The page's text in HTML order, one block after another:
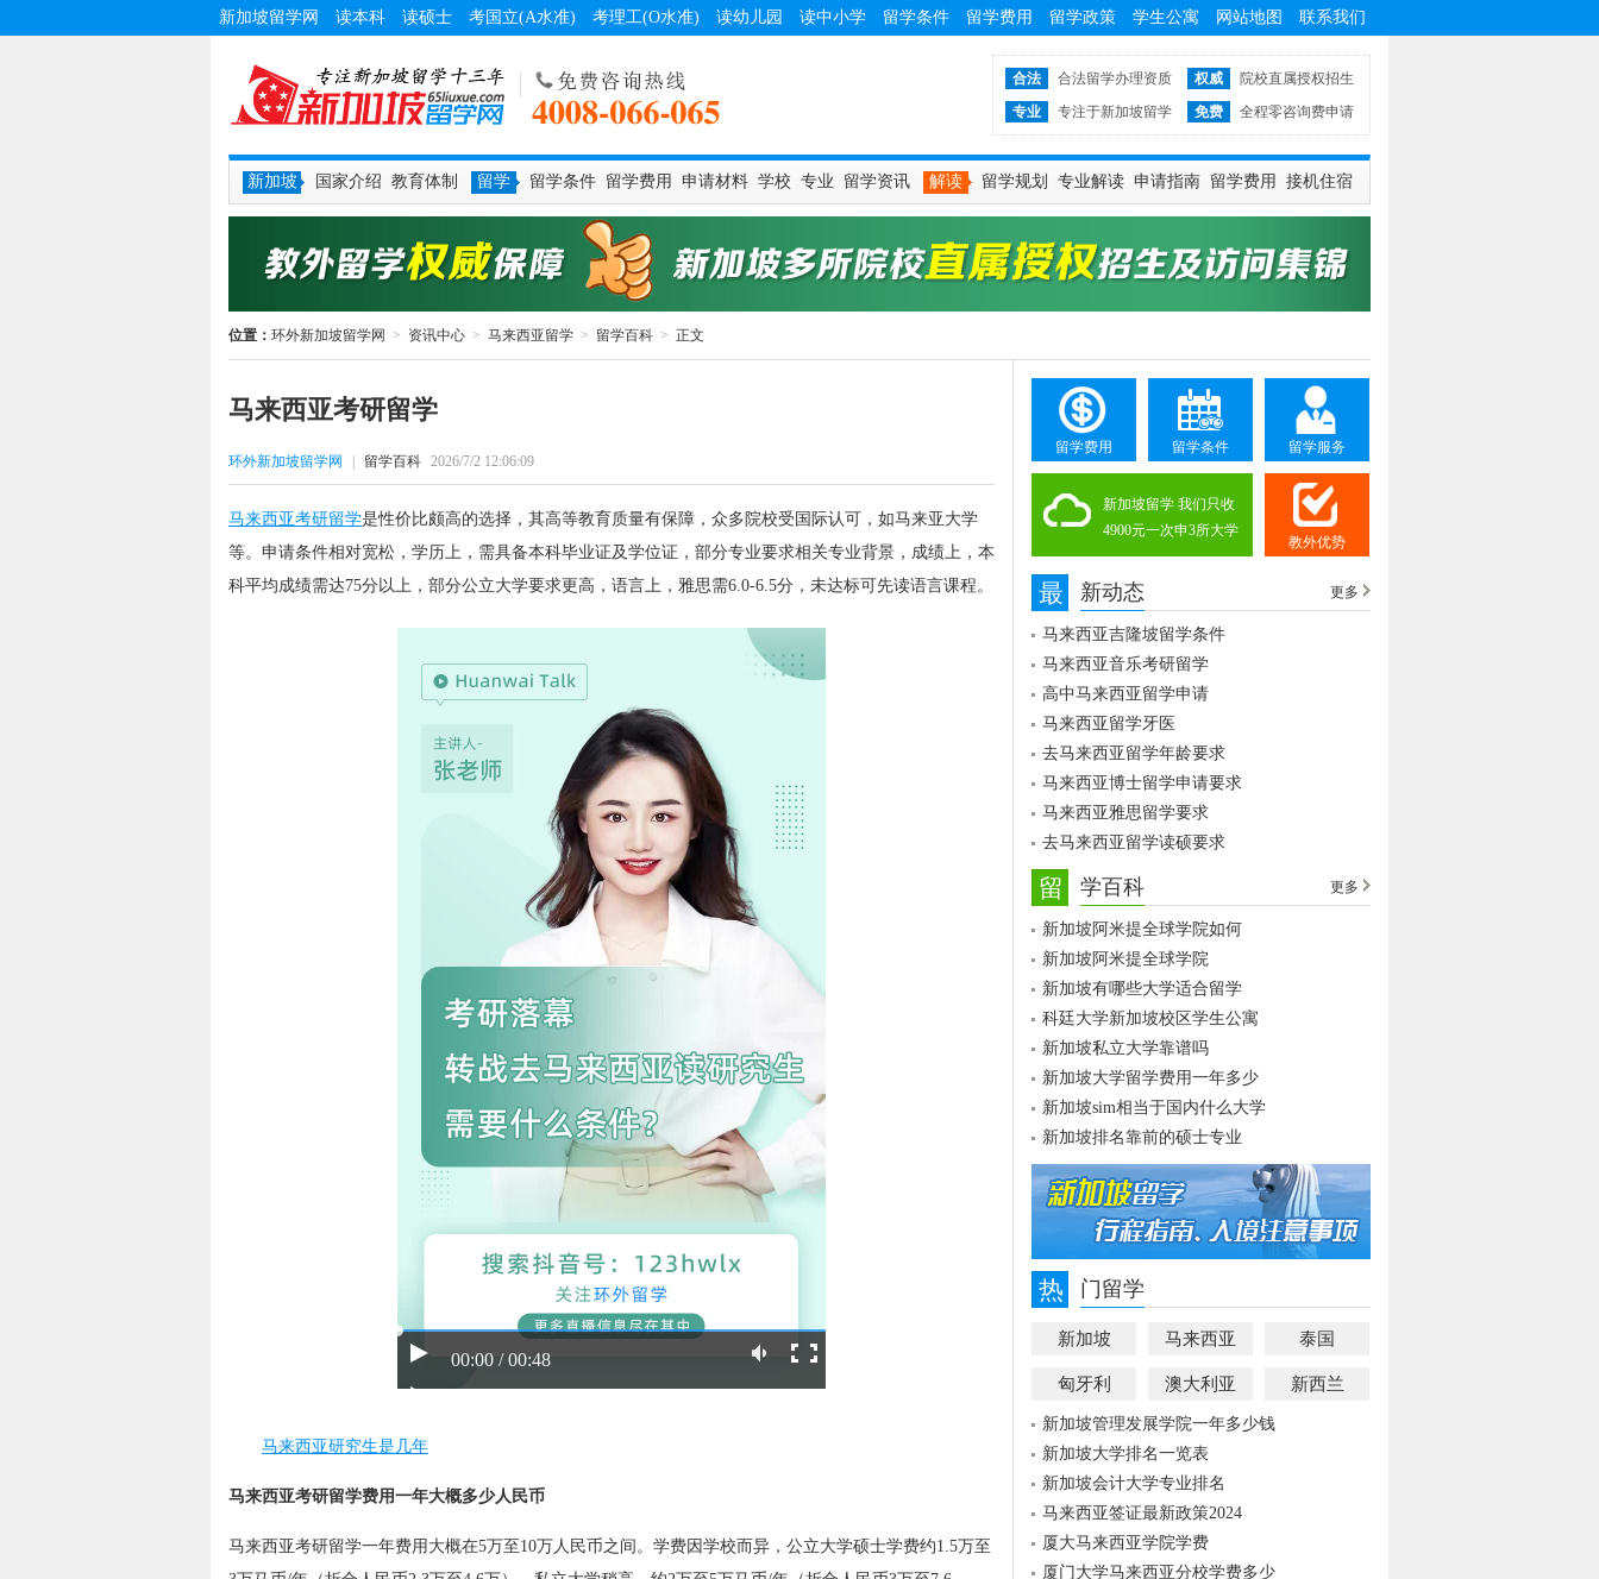
新加坡留学网 读本科 读硕士 考国立(A水准) 考理工(O水准) 读幼儿园 读中小学 留学条件 留学费用 留学政策 学生公寓 网站地图 联系我们
合法 合法留学办理资质 权威
院校直属授权招生
专业
专注于新加坡留学 免费 全程零咨询费申请
新加坡 国家介绍 教育体制 留学 留学条件 留学费用 申请材料 学校 专业 留学资讯 解读 留学规划 专业解读 申请指南 留学费用 接机住宿
位置： 环外新加坡留学网 > 资讯中心 > 马来西亚留学 > 留学百科 > 正文
马来西亚考研留学
环外新加坡留学网 留学百科 2026/7/2 12:06:09
马来西亚考研留学是性价比颇高的选择，其高等教育质量有保障，众多院校受国际认可，如马来亚大学
等。申请条件相对宽松，学历上，需具备本科毕业证及学位证，部分专业要求相关专业背景，成绩上，本
科平均成绩需达75分以上，部分公立大学要求更高，语言上，雅思需6.0-6.5分，未达标可先读语言课程。
00:00 / 00:48
马来西亚研究生是几年
马来西亚考研留学费用一年大概多少人民币
马来西亚考研留学一年费用大概在5万至10万人民币之间。学费因学校而异，公立大学硕士学费约1.5万至
留学费用 留学条件 留学服务
新加坡留学 我们只收
4900元一次申3所大学
教外优势
最 新动态 更多
马来西亚吉隆坡留学条件
马来西亚音乐考研留学
高中马来西亚留学申请
马来西亚留学牙医
去马来西亚留学年龄要求
马来西亚博士留学申请要求
马来西亚雅思留学要求
去马来西亚留学读硕要求
留 学百科 更多
新加坡阿米提全球学院如何
新加坡阿米提全球学院
新加坡有哪些大学适合留学
科廷大学新加坡校区学生公寓
新加坡私立大学靠谱吗
新加坡大学留学费用一年多少
新加坡sim相当于国内什么大学
新加坡排名靠前的硕士专业
热 门留学
新加坡 马来西亚 泰国
匈牙利 澳大利亚 新西兰
新加坡管理发展学院一年多少钱
新加坡大学排名一览表
新加坡会计大学专业排名
马来西亚签证最新政策2024
厦大马来西亚学院学费
厦门大学马来西亚分校学费多少